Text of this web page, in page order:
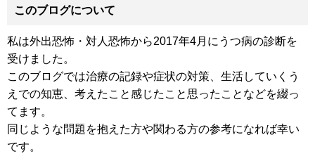
このブログについて
私は外出恐怖・対人恐怖から2017年4月にうつ病の診断を
受けました。
このブログでは治療の記録や症状の対策、生活していくう
えでの知恵、考えたこと感じたこと思ったことなどを綴っ
てます。
同じような問題を抱えた方や関わる方の参考になれば幸い
です。